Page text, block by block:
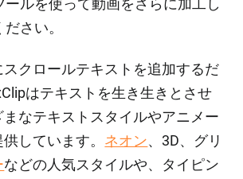
ールを使って動画をさらに加工し
ださい。
スクロールテキストを追加するだ
はテキストを生き生きとさせ
なテキストスタイルやアニメー
しています。 ネオン、3D、グリ
などの人気スタイルや、タイピン